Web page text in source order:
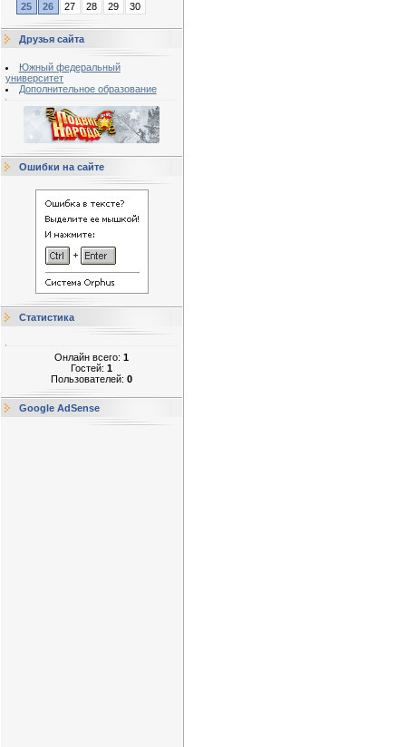
25
26 27 28 29 30
Друзья сайта
Южный федеральный
университет
Дополнительное образование
Ошибки на сайте
Статистика
Онлайн всего: 1
Гостей: 1
Пользователей: 0
Google AdSense